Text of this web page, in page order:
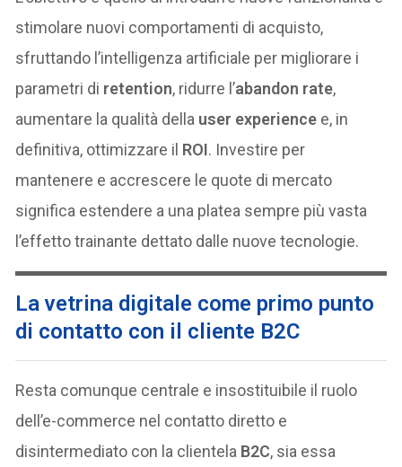
stimolare nuovi comportamenti di acquisto,
sfruttando l’intelligenza artificiale per migliorare i
parametri di retention, ridurre l’abandon rate,
aumentare la qualità della user experience e, in
definitiva, ottimizzare il ROI. Investire per
mantenere e accrescere le quote di mercato
significa estendere a una platea sempre più vasta
l’effetto trainante dettato dalle nuove tecnologie.
La vetrina digitale come primo punto
di contatto con il cliente B2C
Resta comunque centrale e insostituibile il ruolo
dell’e-commerce nel contatto diretto e
disintermediato con la clientela B2C, sia essa